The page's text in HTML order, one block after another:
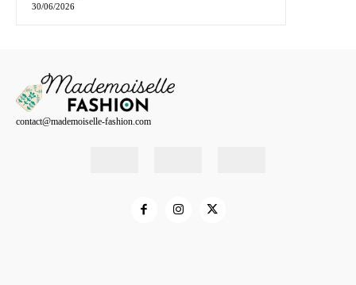
30/06/2026
contact@mademoiselle-fashion.com